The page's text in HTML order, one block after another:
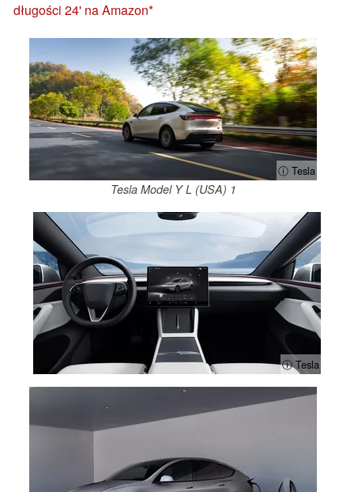
długości 24' na Amazon
ⓘ Tesla
Tesla Model Y L (USA) 1
ⓘ Tesla